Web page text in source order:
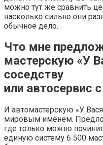
можно тут же сравнить
насколько сильно они
обычное дело.
Что мне
мастерскую «У
соседству
или
И автомастерскую «У
мировым именем.
где только можно
единую систему 6 500